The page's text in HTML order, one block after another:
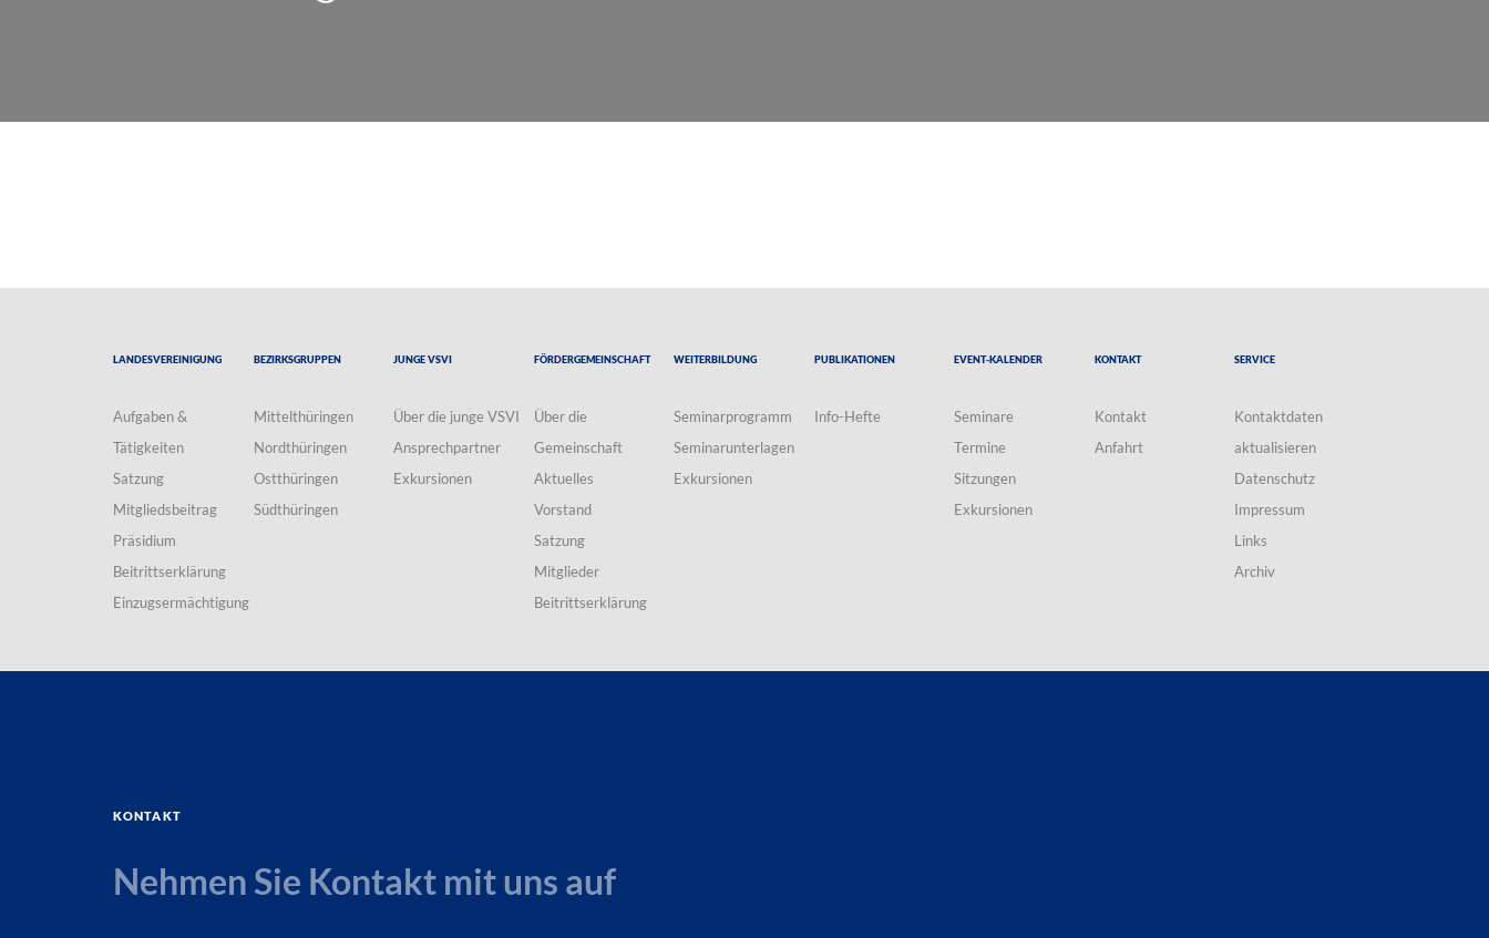
Landesvereinigung
Aufgaben &
Tätigkeiten
Satzung
Mitgliedsbeitrag
Präsidium
Beitrittserklärung
Einzugsermächtigung
Bezirksgruppen
Mittelthüringen
Nordthüringen
Ostthüringen
Südthüringen
Junge VSVI
Über die junge VSVI
Ansprechpartner
Exkursionen
Fördergemeinschaft
Über die
Gemeinschaft
Aktuelles
Vorstand
Satzung
Mitglieder
Beitrittserklärung
Weiterbildung
Seminarprogramm
Seminarunterlagen
Exkursionen
Publikationen
Info-Hefte
Event-Kalender
Seminare
Termine
Sitzungen
Exkursionen
Kontakt
Kontakt
Anfahrt
Service
Kontaktdaten
aktualisieren
Datenschutz
Impressum
Links
Archiv
Kontakt
Nehmen Sie Kontakt mit uns auf